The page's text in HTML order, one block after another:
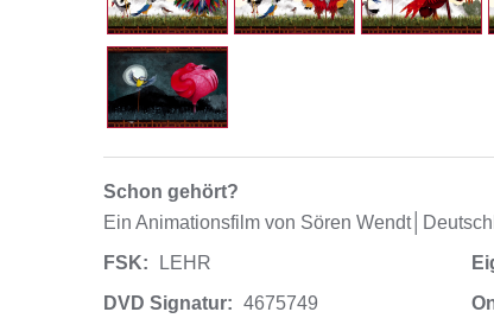
Schon gehört?
Ein Animationsfilm von Sören
FSK:
LEHR
DVD Signatur: 4675749